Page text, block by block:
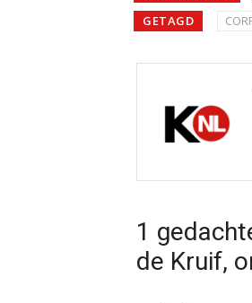
GETAGD
1
de Kruif,